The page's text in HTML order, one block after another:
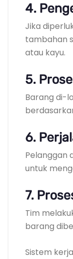
4.
Jika
tambahan
atau kayu.
5.
Barang di-
6.
Pelanggan
untuk
7.
Tim
barang
Sistem